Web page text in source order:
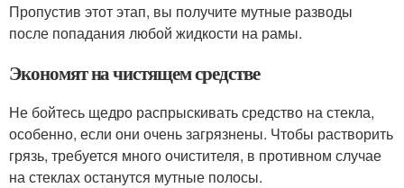
Пропустив этот этап, вы получите мутные разводы
после попадания любой жидкости на рамы.
Экономят на чистящем средстве
Не бойтесь щедро распрыскивать средство на стекла,
особенно, если они очень загрязнены. Чтобы растворить
грязь, требуется много очистителя, в противном случае
на стеклах останутся мутные полосы.